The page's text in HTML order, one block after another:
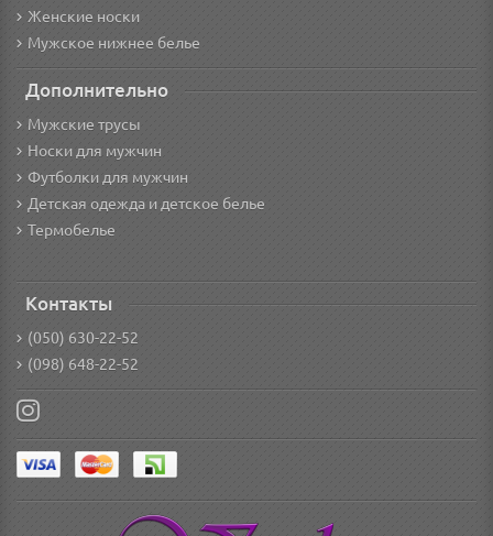
Женские носки
Мужское нижнее белье
Дополнительно
Мужские трусы
Носки для мужчин
Футболки для мужчин
Детская одежда и детское белье
Термобелье
Контакты
(050) 630-22-52
(098) 648-22-52